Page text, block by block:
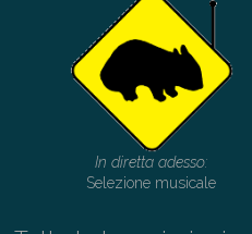
In diretta adesso:
Selezione musicale